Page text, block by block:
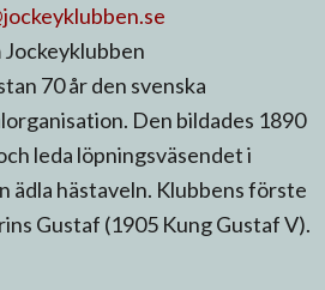
Jockeyklubben
70 år den svenska
Den bildades 1890
leda löpningsväsendet i
ädla hästaveln. Klubbens förste
Gustaf (1905 Kung Gustaf V).